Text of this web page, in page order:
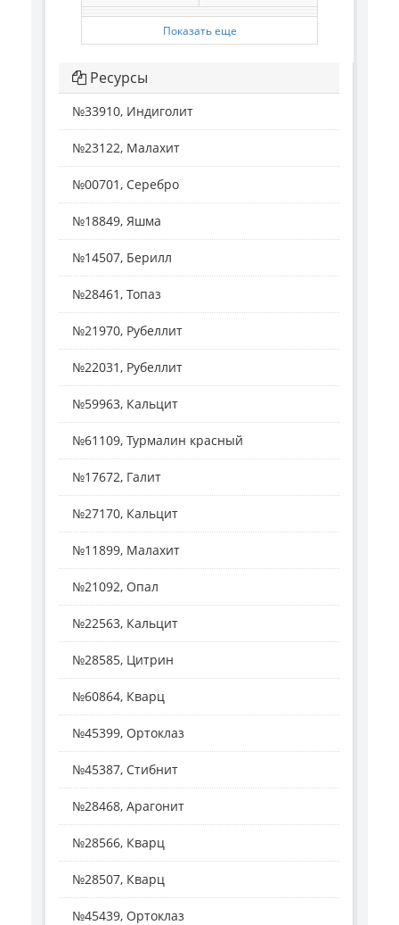
Показать еще
Ресурсы
№33910, Индиголит
№23122, Малахит
№00701, Серебро
№18849, Яшма
№14507, Берилл
№28461, Топаз
№21970, Рубеллит
№22031, Рубеллит
№59963, Кальцит
№61109, Турмалин красный
№17672, Галит
№27170, Кальцит
№11899, Малахит
№21092, Опал
№22563, Кальцит
№28585, Цитрин
№60864, Кварц
№45399, Ортоклаз
№45387, Стибнит
№28468, Арагонит
№28566, Кварц
№28507, Кварц
№45439, Ортоклаз